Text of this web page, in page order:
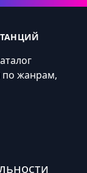
по жанрам,